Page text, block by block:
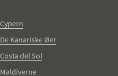
Cypern
De Kanariske Øer
Costa del Sol
Maldiverne